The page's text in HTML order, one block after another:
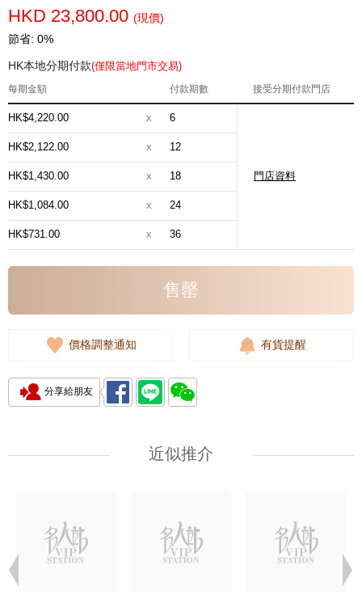
HKD 23,800.00 (現價)
節省: 0%
HK本地分期付款(僅限當地門市交易)
每期金額 付款期數 接受分期付款門店
HK$4,220.00 x 6
門店資料
HK$2,122.00 x 12
HK$1,430.00 x 18
HK$1,084.00 x 24
HK$731.00 x 36
售罄
價格調整通知 有貨提醒
分享給朋友
近似推介